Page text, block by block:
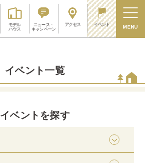
モデル
ハウス
ニュース・
キャンペーン
アクセス イベント MENU
イベント一覧
イベントを探す